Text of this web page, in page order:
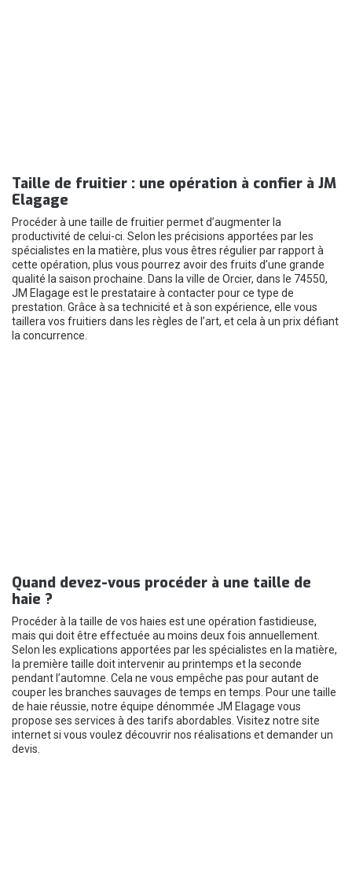
Taille de fruitier : une opération à confier à JM
Elagage
Procéder à une taille de fruitier permet d’augmenter la
productivité de celui-ci. Selon les précisions apportées par les
spécialistes en la matière, plus vous êtres régulier par rapport à
cette opération, plus vous pourrez avoir des fruits d’une grande
qualité la saison prochaine. Dans la ville de Orcier, dans le 74550,
JM Elagage est le prestataire à contacter pour ce type de
prestation. Grâce à sa technicité et à son expérience, elle vous
taillera vos fruitiers dans les règles de l’art, et cela à un prix défiant
la concurrence.
Quand devez-vous procéder à une taille de
haie ?
Procéder à la taille de vos haies est une opération fastidieuse,
mais qui doit être effectuée au moins deux fois annuellement.
Selon les explications apportées par les spécialistes en la matière,
la première taille doit intervenir au printemps et la seconde
pendant l’automne. Cela ne vous empêche pas pour autant de
couper les branches sauvages de temps en temps. Pour une taille
de haie réussie, notre équipe dénommée JM Elagage vous
propose ses services à des tarifs abordables. Visitez notre site
internet si vous voulez découvrir nos réalisations et demander un
devis.